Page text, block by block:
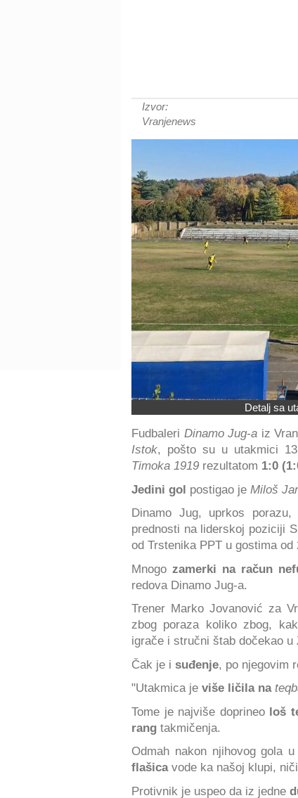
Izvor:
Vranjenews
Detalj sa
Fudbaleri Dinamo Jug-a iz
Istok, pošto su u utakmici
Timoka 1919 rezultatom 1:0
Jedini gol postigao je Miloš
Dinamo Jug, uprkos porazu,
prednosti na liderskoj poziciji
od Trstenika PPT u gostima od
Mnogo zamerki na račun
redova Dinamo Jug-a.
Trener Marko Jovanović za
zbog poraza koliko zbog,
igrače i stručni štab dočekao u
Čak je i suđenje, po njegovim
"Utakmica je više ličila na
Tome je najviše doprineo loš
rang takmičenja.
Odmah nakon njihovog gola
flašica vode ka našoj klupi,
Protivnik je uspeo da iz jedne